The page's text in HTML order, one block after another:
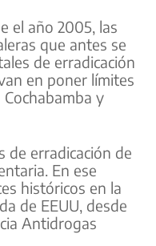
el año 2005, las
que antes se
de erradicación
en poner límites
y
de erradicación de
En ese
históricos en la
de EEUU, desde
Antidrogas